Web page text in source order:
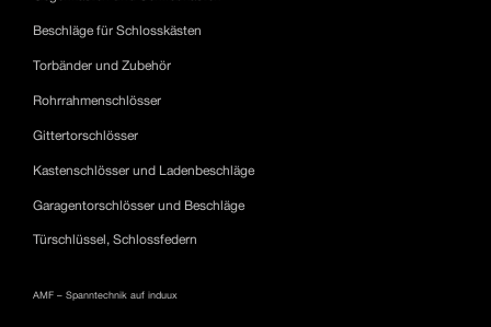
Beschläge für Schlosskästen
Torbänder und Zubehör
Rohrrahmenschlösser
Gittertorschlösser
Kastenschlösser und Ladenbeschläge
Garagentorschlösser und Beschläge
Türschlüssel, Schlossfedern
AMF – Spanntechnik auf induux